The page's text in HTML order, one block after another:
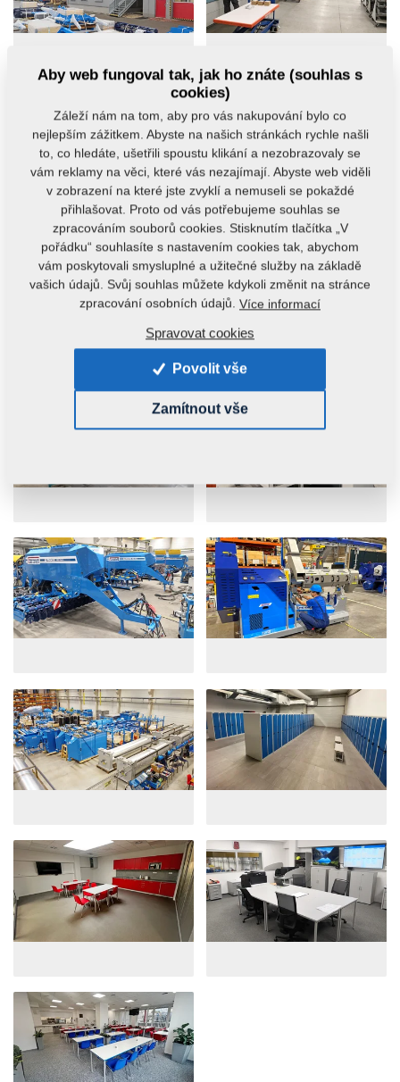
Aby web fungoval tak, jak ho znáte (souhlas s
cookies)
Záleží nám na tom, aby pro vás nakupování bylo co
nejlepším zážitkem. Abyste na našich stránkách rychle našli
to, co hledáte, ušetřili spoustu klikání a nezobrazovaly se
vám reklamy na věci, které vás nezajímají. Abyste web viděli
v zobrazení na které jste zvyklí a nemuseli se pokaždé
přihlašovat. Proto od vás potřebujeme souhlas se
zpracováním souborů cookies. Stisknutím tlačítka „V
pořádku“ souhlasíte s nastavením cookies tak, abychom
vám poskytovali smysluplné a užitečné služby na základě
vašich údajů. Svůj souhlas můžete kdykoli změnit na stránce
zpracování osobních údajů. Více informací
Spravovat cookies
Povolit vše
Zamítnout vše